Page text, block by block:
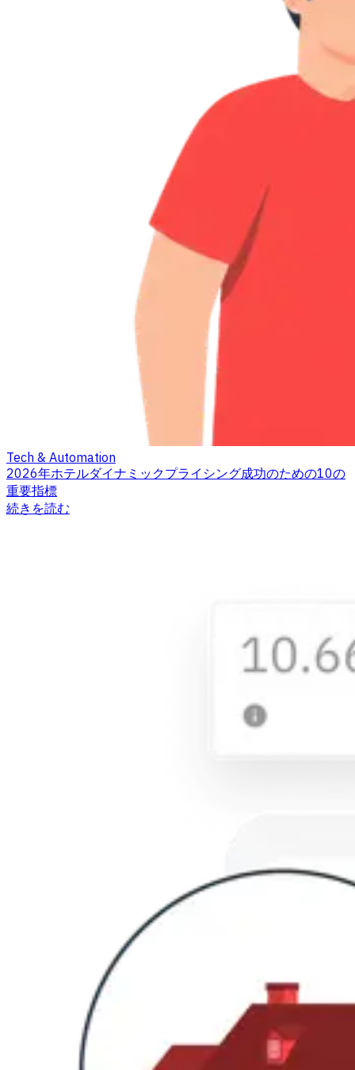
Tech & Automation
2026年ホテルダイナミックプライシング成功のための10の
重要指標
続きを読む